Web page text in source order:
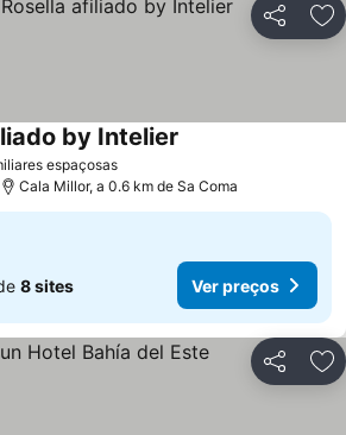
Partilhar
espaçosasVer preços
by Intelier
Cala Millor, a 0.6 km de Sa Coma
8 sites Ver preços
Partilhar